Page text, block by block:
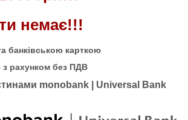
немає!!!
банківською карткою
з рахунком без ПДВ
monobank | Universal Bank